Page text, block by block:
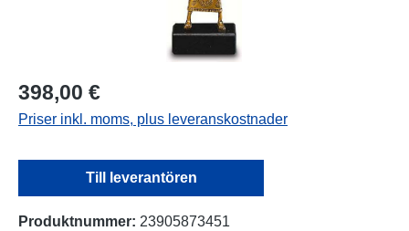
398,00 €
Priser inkl. moms, plus leveranskostnader
Till leverantören
Produktnummer: 23905873451